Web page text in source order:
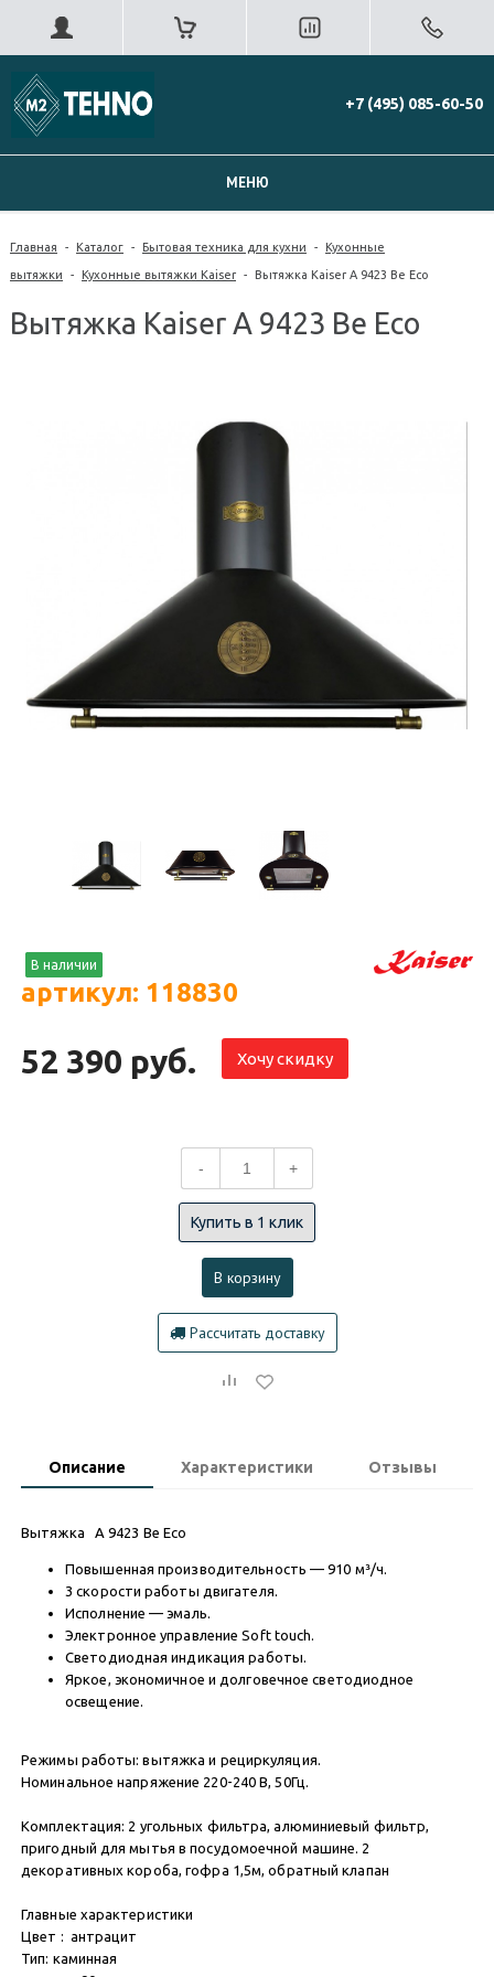
+7 (495) 085-60-50
МЕНЮ
Главная - Каталог - Бытовая техника для кухни - Кухонные
вытяжки - Кухонные вытяжки Kaiser - Вытяжка Kaiser А 9423 Be Eco
Вытяжка Kaiser А 9423 Be Eco
В наличии
артикул: 118830
52 390 руб. Хочу скидку
- +
Купить в 1 клик
В корзину
Рассчитать доставку
Описание Характеристики Отзывы
Вытяжка A 9423 Be Eco
Повышенная производительность — 910 м³/ч.
3 скорости работы двигателя.
Исполнение — эмаль.
Электронное управление Soft touch.
Светодиодная индикация работы.
Яркое, экономичное и долговечное светодиодное
освещение.
Режимы работы: вытяжка и рециркуляция.
Номинальное напряжение 220-240 В, 50Гц.
Комплектация: 2 угольных фильтра, алюминиевый фильтр,
пригодный для мытья в посудомоечной машине. 2
декоративных короба, гофра 1,5м, обратный клапан
Главные характеристики
Цвет : антрацит
Тип: каминная